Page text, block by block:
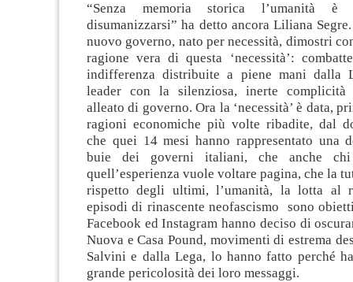
“Senza memoria storica l’umanità è
disumanizzarsi” ha detto ancora Liliana
nuovo governo, nato per necessità, dimostri
ragione vera di questa ‘necessità’:
indifferenza distribuite a piene mani dalla
leader con la silenziosa, inerte complicità
alleato di governo. Ora la ‘necessità’ è data,
ragioni economiche più volte ribadite, dal
che quei 14 mesi hanno rappresentato una
buie dei governi italiani, che anche
quell’esperienza vuole voltare pagina, che la
rispetto degli ultimi, l’umanità, la lotta al
episodi di rinascente neofascismo sono
Facebook ed Instagram hanno deciso di
Nuova e Casa Pound, movimenti di estrema
Salvini e dalla Lega, lo hanno fatto perché
grande pericolosità dei loro messaggi.